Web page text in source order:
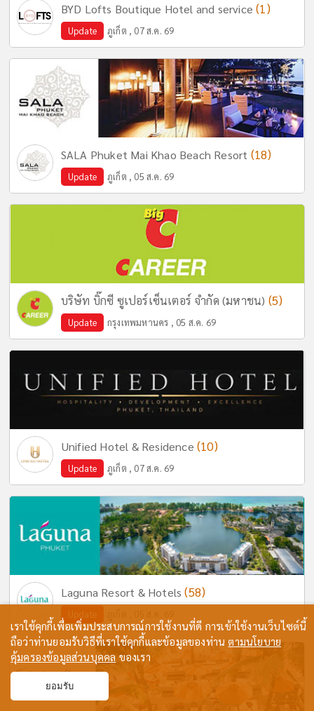
BYD Lofts Boutique Hotel and service(1)
Update ภูเก็ต , 07 ส.ค. 69
SALA Phuket Mai Khao Beach Resort (18)
Update ภูเก็ต , 05 ส.ค. 69
บริษัท บิ๊กซี ซูเปอร์เซ็นเตอร์ จำกัด (มหาชน) (5)
Update กรุงเทพมหานคร , 05 ส.ค. 69
Unified Hotel & Residence (10)
Update ภูเก็ต , 07 ส.ค. 69
Laguna Resort & Hotels(58)
เราใช้คุกกี้เพื่อเพิ่มประสบการณ์การใช้งานที่ดี การเข้าใช้งานเว็บไซต์นี้
ถือว่าท่านยอมรับวิธีที่เราใช้คุกกี้และข้อมูลของท่านตามนโยบาย
คุ้มครองข้อมูลส่วนบุคคล ของเรา
ยอมรับ